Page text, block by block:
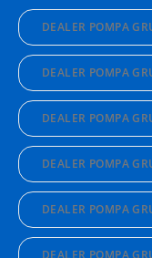
DEALER POMPA
DEALER POMPA
DEALER POMPA
DEALER POMPA
DEALER POMPA
DEALER POMPA